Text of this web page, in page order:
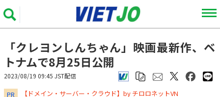
「クレヨンしんちゃん」映画最新作、ベ
トナムで8月25日公開
2023/08/19 09:45 JST配信
PR ​​​​​​​【ドメイン・サーバー・クラウド】by チロロネットVN